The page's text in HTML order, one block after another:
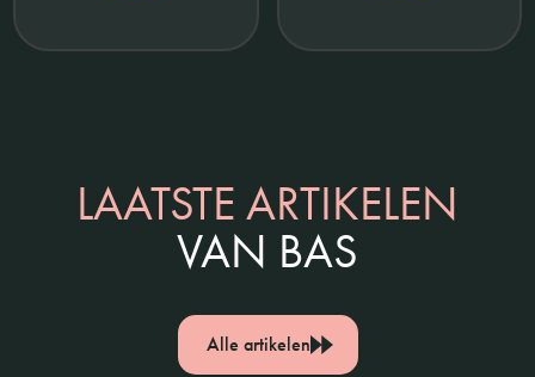
LAATSTE ARTIKELEN
VAN BAS
Alle artikelen